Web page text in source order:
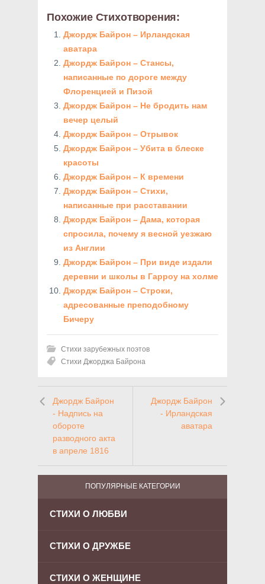
Похожие Стихотворения:
Джордж Байрон – Ирландская
аватара
Джордж Байрон – Стансы,
написанные по дороге между
Флоренцией и Пизой
Джордж Байрон – Не бродить нам
вечер целый
Джордж Байрон – Отрывок
Джордж Байрон – Убита в блеске
красоты
Джордж Байрон – К времени
Джордж Байрон – Стихи,
написанные при расставании
Джордж Байрон – Дама, которая
спросила, почему я весной уезжаю
из Англии
Джордж Байрон – При виде издали
деревни и школы в Гарроу на холме
Джордж Байрон – Строки,
адресованные преподобному
Бичеру
Стихи зарубежных поэтов
Стихи Джорджа Байрона
Джордж Байрон
- Надпись на
обороте
разводного акта
в апреле 1816
Джордж Байрон
- Ирландская
аватара
ПОПУЛЯРНЫЕ КАТЕГОРИИ
СТИХИ О ЛЮБВИ
СТИХИ О ДРУЖБЕ
СТИХИ О ЖЕНЩИНЕ